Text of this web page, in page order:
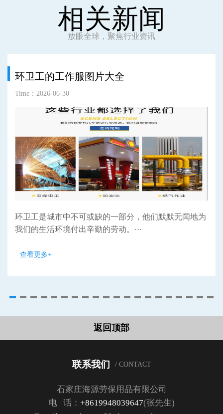
相关新闻
放眼全球，聚焦行业资讯
环卫工的工作服图片大全
Time：2026-06-30
环卫工是城市中不可或缺的一部分，他们默默无闻地为
我们的生活环境付出辛勤的劳动。···
查看更多+
返回顶部
联系我们 / CONTACT
石家庄海源劳保用品有限公司
电 话： +8619948039647(张先生)